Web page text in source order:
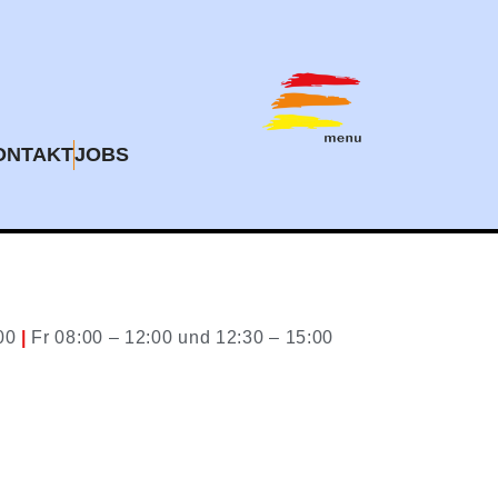
JOBS
Fr 08:00 – 12:00 und 12:30 – 15:00